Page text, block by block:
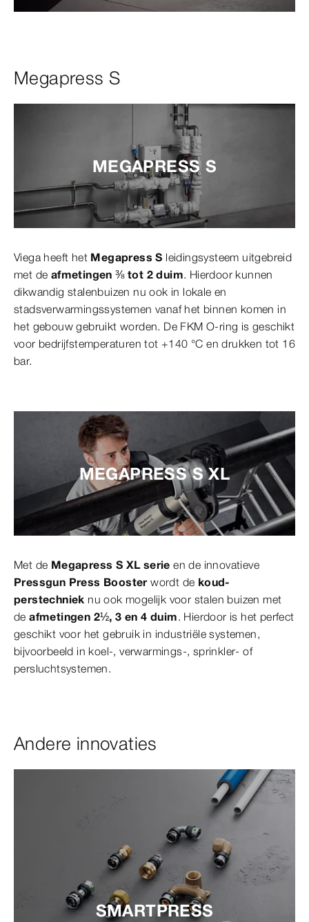
Megapress S
MEGAPRESS S
Viega heeft het Megapress S leidingsysteem uitgebreid
met de afmetingen ⅜ tot 2 duim. Hierdoor kunnen
dikwandig stalenbuizen nu ook in lokale en
stadsverwarmingssystemen vanaf het binnen komen in
het gebouw gebruikt worden. De FKM O-ring is geschikt
voor bedrijfstemperaturen tot +140 °C en drukken tot 16
bar.
MEGAPRESS S XL
Met de Megapress S XL serie en de innovatieve
Pressgun Press Boosterwordt de koud-
perstechniek nu ook mogelijk voor stalen buizen met
de afmetingen 2½, 3 en 4 duim. Hierdoor is het perfect
geschikt voor het gebruik in industriële systemen,
bijvoorbeeld in koel-, verwarmings-, sprinkler- of
persluchtsystemen.
Andere innovaties
SMARTPRESS